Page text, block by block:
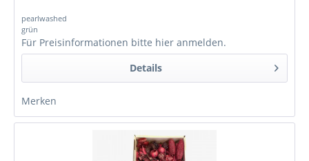
pearlwashed
grün
Für Preisinformationen bitte hier anmelden.
Details
Merken